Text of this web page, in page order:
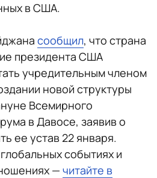
в США.
сообщил, что страна
президента США
учредительным членом
новой структуры
Всемирного
в Давосе, заявив о
ее устав 22 января.
событиях и
— читайте в